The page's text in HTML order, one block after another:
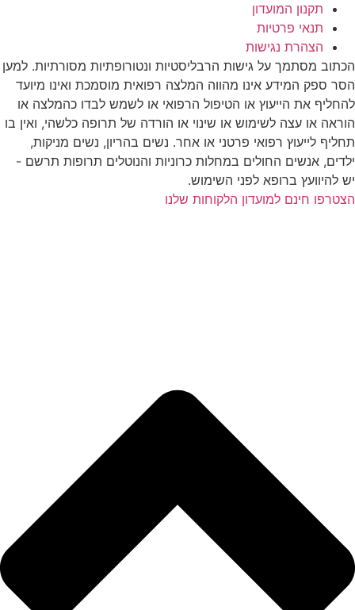
תקנון המועדון
תנאי פרטיות
הצהרת נגישות
הכתוב מסתמך על גישות הרבליסטיות ונטורופתיות מסורתיות. למען
הסר ספק המידע אינו מהווה המלצה רפואית מוסמכת ואינו מיועד
להחליף את הייעוץ או הטיפול הרפואי או לשמש לבדו כהמלצה או
הוראה או עצה לשימוש או שינוי או הורדה של תרופה כלשהי, ואין בו
תחליף לייעוץ רפואי פרטני או אחר. נשים בהריון, נשים מניקות,
ילדים, אנשים החולים במחלות כרוניות והנוטלים תרופות תרשם -
יש להיוועץ ברופא לפני השימוש.
הצטרפו חינם למועדון הלקוחות שלנו